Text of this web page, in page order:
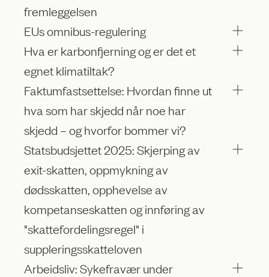
fremleggelsen
EUs omnibus-regulering
Hva er karbonfjerning og er det et
egnet klimatiltak?
Faktumfastsettelse: Hvordan finne ut
hva som har skjedd når noe har
skjedd – og hvorfor bommer vi?
Statsbudsjettet 2025: Skjerping av
exit-skatten, oppmykning av
dødsskatten, opphevelse av
kompetanseskatten og innføring av
"skattefordelingsregel" i
suppleringsskatteloven
Arbeidsliv: Sykefravær under